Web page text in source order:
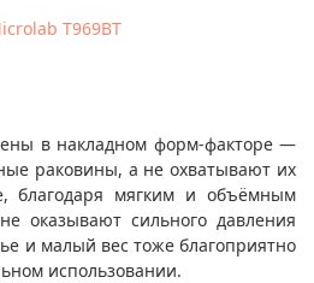
в накладном форм-факторе —
раковины, а не охватывают их
благодаря мягким и объёмным
оказывают сильного давления
и малый вес тоже благоприятно
использовании.